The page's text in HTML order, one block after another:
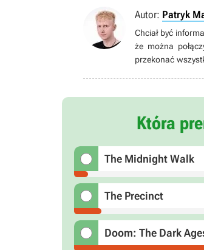
Autor: Patryk
Chciał być
że można
przekonać
się opieką nad
Która
The Midnight Walk
The Precinct
Doom: The Dark